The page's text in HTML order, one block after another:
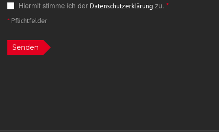
Hiermit stimme ich der Datenschutzerklärung zu. *
*Pflichtfelder
Senden